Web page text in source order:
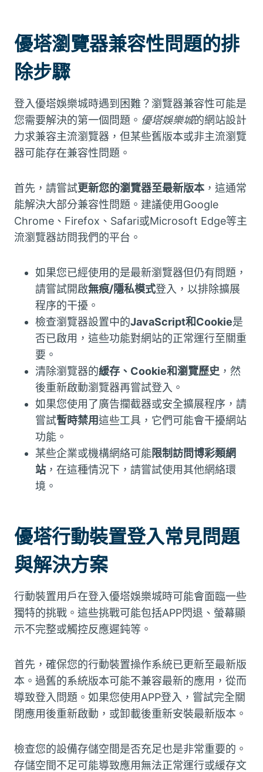
優塔瀏覽器兼容性問題的排
除步驟
登入優塔娛樂城時遇到困難？瀏覽器兼容性可能是
您需要解決的第一個問題。 優塔娛樂城的網站設計
力求兼容主流瀏覽器，但某些舊版本或非主流瀏覽
器可能存在兼容性問題。
首先，請嘗試更新您的瀏覽器至最新版本 ，這通常
能解決大部分兼容性問題。建議使用Google
Chrome、Firefox、Safari或Microsoft Edge等主
流瀏覽器訪問我們的平台。
如果您已經使用的是最新瀏覽器但仍有問題，
請嘗試開啟無痕/隱私模式登入，以排除擴展
程序的干擾。
檢查瀏覽器設置中的JavaScript和Cookie是
否已啟用，這些功能對網站的正常運行至關重
要。
清除瀏覽器的緩存、Cookie和瀏覽歷史 ，然
後重新啟動瀏覽器再嘗試登入。
如果您使用了廣告攔截器或安全擴展程序，請
嘗試暫時禁用這些工具，它們可能會干擾網站
功能。
某些企業或機構網絡可能限制訪問博彩類網
站 ，在這種情況下，請嘗試使用其他網絡環
境。
優塔行動裝置登入常見問題
與解決方案
行動裝置用戶在登入優塔娛樂城時可能會面臨一些
獨特的挑戰。這些挑戰可能包括APP閃退、螢幕顯
示不完整或觸控反應遲鈍等。
首先，確保您的行動裝置操作系統已更新至最新版
本。過舊的系統版本可能不兼容最新的應用，從而
導致登入問題。如果您使用APP登入，嘗試完全關
閉應用後重新啟動，或卸載後重新安裝最新版本。
檢查您的設備存儲空間是否充足也是非常重要的。
存儲空間不足可能導致應用無法正常運行或緩存文